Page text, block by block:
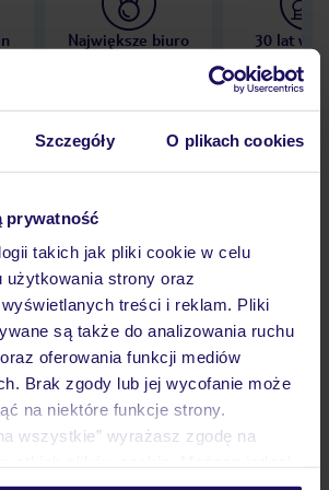
Szczegóły O plikach cookies
prywatność
takich jak pliki cookie w celu
użytkowania strony oraz
treści i reklam. Pliki
są także do analizowania ruchu
oferowania funkcji mediów
Brak zgody lub jej wycofanie może
na niektóre funkcje strony.
wszystkie” wyrażasz zgodę na
Największe biuro
30 lat w